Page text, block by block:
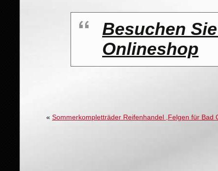
Besuchen
Onlineshop
« Sommerkompletträder Reifenhandel ,Felgen für Bad